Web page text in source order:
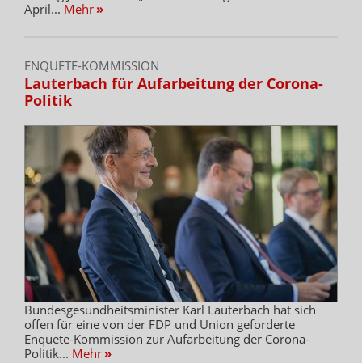
April... Mehr »
ENQUETE-KOMMISSION
Lauterbach für Aufarbeitung der Corona-
Politik
Bundesgesundheitsminister Karl Lauterbach hat sich
offen für eine von der FDP und Union geforderte
Enquete-Kommission zur Aufarbeitung der Corona-
Politik... Mehr »